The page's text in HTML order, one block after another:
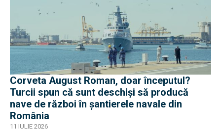
Corveta August Roman, doar începutul?
Turcii spun că sunt deschiși să producă
nave de război în șantierele navale din
România
11 IULIE 2026